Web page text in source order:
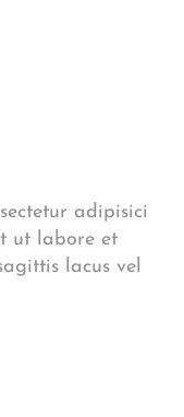
adipisici
ut labore et
lacus vel